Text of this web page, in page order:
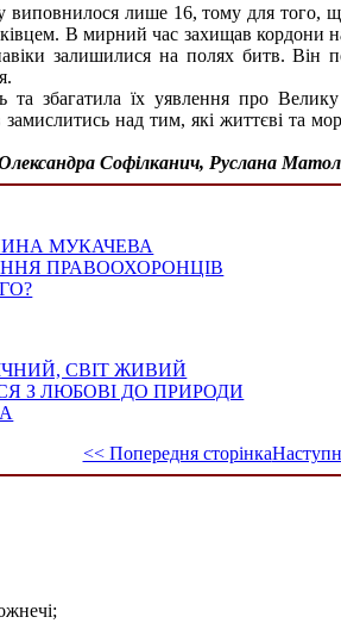
лише 16, тому для того,
В мирний час захищав
залишилися на полях битв.
та збагатила їх уявлення про
над тим, які життєві та
Софілканич, Руслана
МУКАЧЕВА
ПРАВООХОРОНЦІВ
СВІТ ЖИВИЙ
З ЛЮБОВІ ДО ПРИРОДИ
<< Попередня сторінка